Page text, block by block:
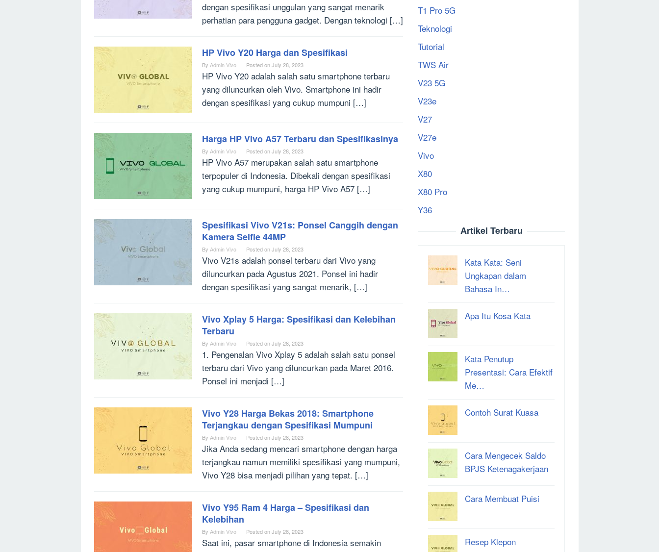
dengan spesifikasi unggulan yang sangat menarik
perhatian para pengguna gadget. Dengan teknologi […]
HP Vivo Y20 Harga dan Spesifikasi
By Admin Vivo Posted onJuly 28, 2023
HP Vivo Y20 adalah salah satu smartphone terbaru
yang diluncurkan oleh Vivo. Smartphone ini hadir
dengan spesifikasi yang cukup mumpuni […]
Harga HP Vivo A57 Terbaru dan Spesifikasinya
By Admin Vivo Posted onJuly 28, 2023
HP Vivo A57 merupakan salah satu smartphone
terpopuler di Indonesia. Dibekali dengan spesifikasi
yang cukup mumpuni, harga HP Vivo A57 […]
Spesifikasi Vivo V21s: Ponsel Canggih dengan
Kamera Selfie 44MP
By Admin Vivo Posted onJuly 28, 2023
Vivo V21s adalah ponsel terbaru dari Vivo yang
diluncurkan pada Agustus 2021. Ponsel ini hadir
dengan spesifikasi yang sangat menarik, […]
Vivo Xplay 5 Harga: Spesifikasi dan Kelebihan
Terbaru
By Admin Vivo Posted onJuly 28, 2023
1. Pengenalan Vivo Xplay 5 adalah salah satu ponsel
terbaru dari Vivo yang diluncurkan pada Maret 2016.
Ponsel ini menjadi […]
Vivo Y28 Harga Bekas 2018: Smartphone
Terjangkau dengan Spesifikasi Mumpuni
By Admin Vivo Posted onJuly 28, 2023
Jika Anda sedang mencari smartphone dengan harga
terjangkau namun memiliki spesifikasi yang mumpuni,
Vivo Y28 bisa menjadi pilihan yang tepat. […]
Vivo Y95 Ram 4 Harga – Spesifikasi dan
Kelebihan
By Admin Vivo Posted onJuly 28, 2023
Saat ini, pasar smartphone di Indonesia semakin
T1 Pro 5G
Teknologi
Tutorial
TWS Air
V23 5G
V23e
V27
V27e
Vivo
X80
X80 Pro
Y36
Artikel Terbaru
Kata Kata: Seni
Ungkapan dalam
Bahasa In…
Apa Itu Kosa Kata
Kata Penutup
Presentasi: Cara Efektif
Me…
Contoh Surat Kuasa
Cara Mengecek Saldo
BPJS Ketenagakerjaan
Cara Membuat Puisi
Resep Klepon